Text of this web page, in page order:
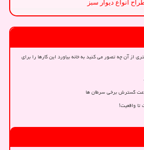
انواع دیوار سبز
از آن چه تصور می کنید به خانه بیاورد این کارها را برای
گسترش برخی سرطان ها
واقعیت!